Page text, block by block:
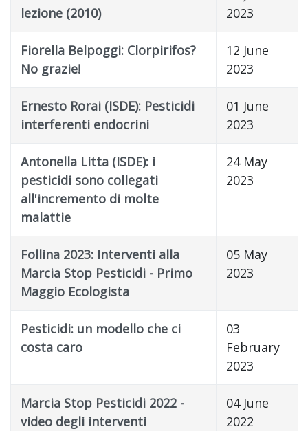
lezione (2010)
2023
Fiorella Belpoggi: Clorpirifos?
No grazie!
12 June
2023
Ernesto Rorai (ISDE): Pesticidi
interferenti endocrini
01 June
2023
Antonella Litta (ISDE): i
pesticidi sono collegati
all'incremento di molte
malattie
24 May
2023
Follina 2023: Interventi alla
Marcia Stop Pesticidi - Primo
Maggio Ecologista
05 May
2023
Pesticidi: un modello che ci
costa caro
03
February
2023
Marcia Stop Pesticidi 2022 -
video degli interventi
04 June
2022